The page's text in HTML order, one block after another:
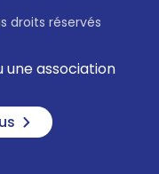
droits réservés
une association